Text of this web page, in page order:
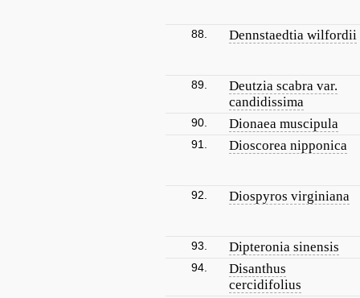
88. Dennstaedtia wilfordii
89.
Deutzia scabra var.
candidissima
90. Dionaea muscipula
91. Dioscorea nipponica
92. Diospyros virginiana
93. Dipteronia sinensis
94.
Disanthus
cercidifolius